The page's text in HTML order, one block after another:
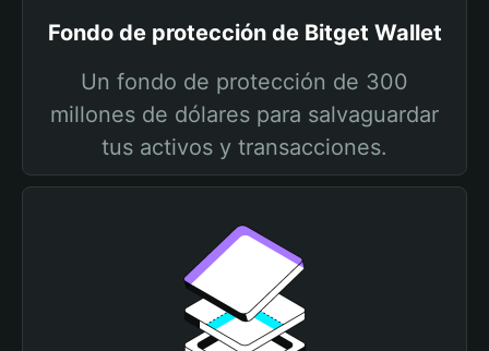
Fondo de protección de Bitget Wallet
Un fondo de protección de 300
millones de dólares para salvaguardar
tus activos y transacciones.